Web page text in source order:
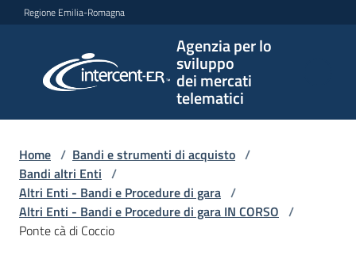
Vai al contenuto
Vai alla navigazione
Vai al footer
Regione Emilia-Romagna
Agenzia per lo
sviluppo
dei mercati
telematici
per lo
sviluppo
telematici
L'Agenzia
Home / Bandi e strumenti di acquisto /
Bandi altri Enti /
Altri Enti - Bandi e Procedure di gara /
Altri Enti - Bandi e Procedure di gara IN CORSO /
Ponte cà di Coccio